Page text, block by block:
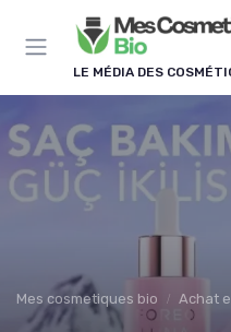
LE MÉDIA DES
Mes cosmetiques bio Achat
Panneau de gestion des